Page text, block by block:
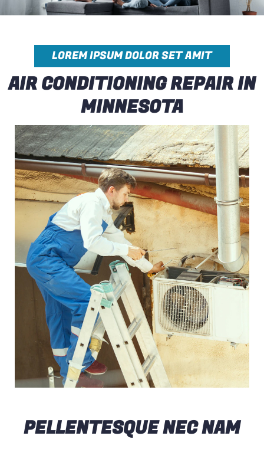
LOREM IPSUM DOLOR SET AMIT
AIR CONDITIONING REPAIR IN
MINNESOTA
PELLENTESQUE NEC NAM